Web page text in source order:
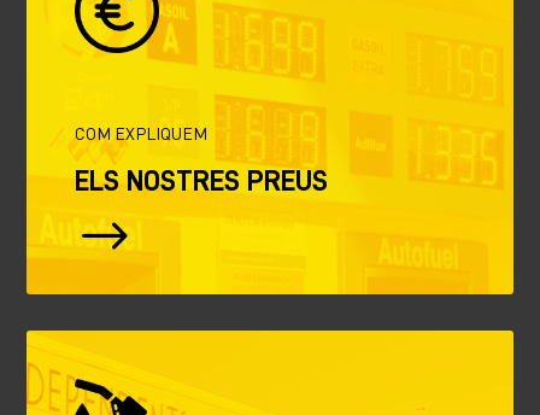
COM EXPLIQUEM
ELS NOSTRES PREUS
$